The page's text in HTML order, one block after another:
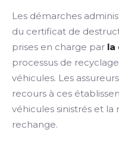
Les démarches
du certificat de
prises en charge par la
processus de
véhicules. Les
recours à ces
véhicules sinistrés et
rechange.